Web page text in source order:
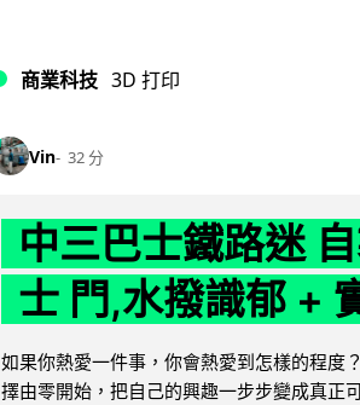
商業科技 3D 打印
Vin 32 分
中三巴士鐵路迷
士 門,水撥識郁 +
如果你熱愛一件事，你會熱愛到怎樣的程度
擇由零開始，把自己的興趣一步步變成真正